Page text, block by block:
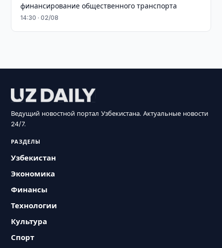
финансирование общественного транспорта
14:30 · 02/08
Ведущий новостной портал Узбекистана. Актуальные новости
24/7.
РАЗДЕЛЫ
Узбекистан
Экономика
Финансы
Технологии
Культура
Спорт